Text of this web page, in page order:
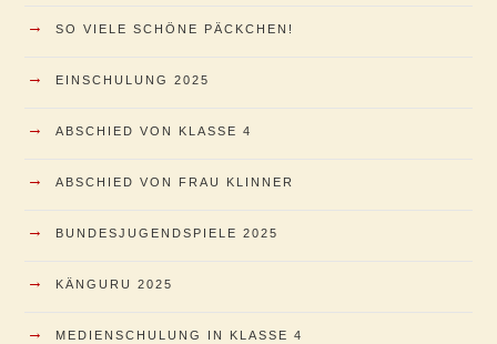
→ SO VIELE SCHÖNE PÄCKCHEN!
→ EINSCHULUNG 2025
→ ABSCHIED VON KLASSE 4
→ ABSCHIED VON FRAU KLINNER
→ BUNDESJUGENDSPIELE 2025
→ KÄNGURU 2025
→ MEDIENSCHULUNG IN KLASSE 4